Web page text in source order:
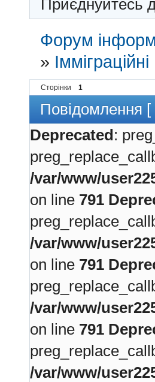
Приєднуйтесь
Форум
»
Сторінки 1
Повідомлення [
Deprecated:
/var/www/
on line 791
/var/www/
on line 791
/var/www/
on line 791
/var/www/